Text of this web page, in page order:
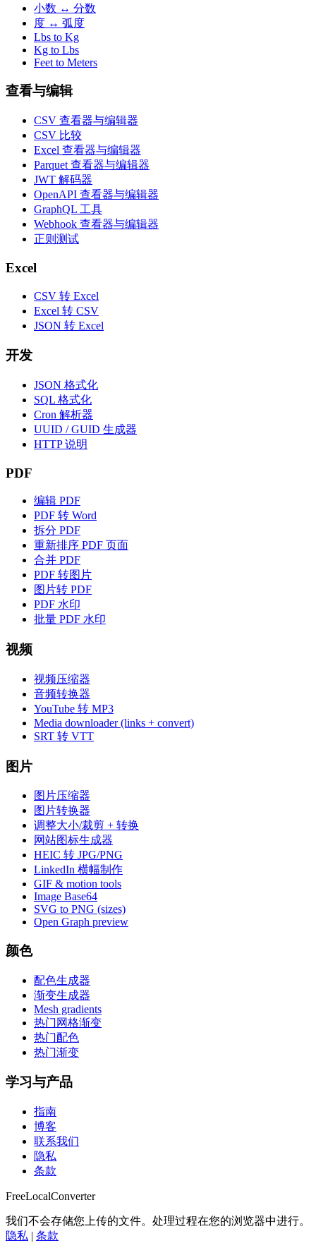
小数 ↔ 分数
度 ↔ 弧度
Lbs to Kg
Kg to Lbs
Feet to Meters
查看与编辑
CSV 查看器与编辑器
CSV 比较
Excel 查看器与编辑器
Parquet 查看器与编辑器
JWT 解码器
OpenAPI 查看器与编辑器
GraphQL 工具
Webhook 查看器与编辑器
正则测试
Excel
CSV 转 Excel
Excel 转 CSV
JSON 转 Excel
开发
JSON 格式化
SQL 格式化
Cron 解析器
UUID / GUID 生成器
HTTP 说明
PDF
编辑 PDF
PDF 转 Word
拆分 PDF
重新排序 PDF 页面
合并 PDF
PDF 转图片
图片转 PDF
PDF 水印
批量 PDF 水印
视频
视频压缩器
音频转换器
YouTube 转 MP3
Media downloader (links + convert)
SRT 转 VTT
图片
图片压缩器
图片转换器
调整大小/裁剪 + 转换
网站图标生成器
HEIC 转 JPG/PNG
LinkedIn 横幅制作
GIF & motion tools
Image Base64
SVG to PNG (sizes)
Open Graph preview
颜色
配色生成器
渐变生成器
Mesh gradients
热门网格渐变
热门配色
热门渐变
学习与产品
指南
博客
联系我们
隐私
条款
FreeLocalConverter
我们不会存储您上传的文件。处理过程在您的浏览器中进行。
隐私 | 条款